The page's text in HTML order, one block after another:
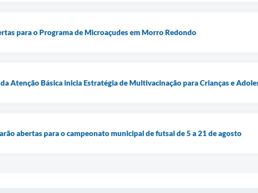
para o Programa de Microaçudes em Morro Redondo
Atenção Básica inicia Estratégia de Multivacinação para Crianças e
abertas para o campeonato municipal de futsal de 5 a 21 de agosto